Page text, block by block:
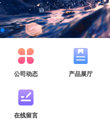
公司动态 产品展厅
在线留言